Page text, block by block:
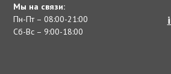
Мы на связи:
Пн-Пт – 08:00-21:00
Сб-Вс – 9:00-18:00